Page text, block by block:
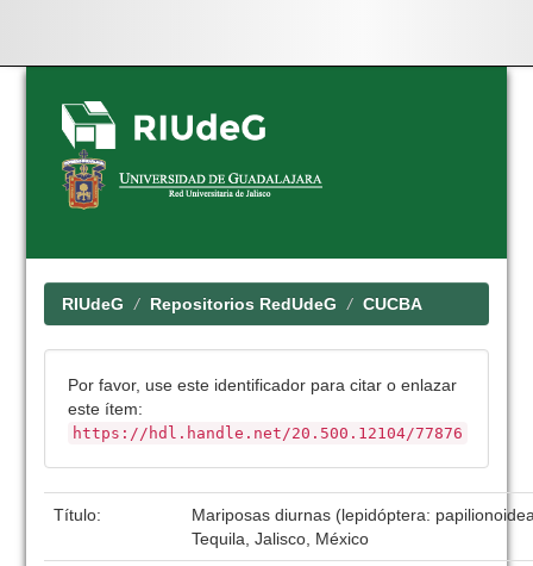
Skip
navigation
RIUdeG Repositorios RedUdeG CUCBA
Por favor, use este identificador para citar o enlazar
este ítem:
https://hdl.handle.net/20.500.12104/77876
Título:
Mariposas diurnas (lepidóptera:
Tequila, Jalisco, México